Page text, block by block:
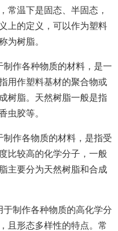
常温下是固态、半固态，
上的定义，可以作为塑料
为树脂。
作各种物质的材料，是一
用作塑料基材的聚合物或
树脂。天然树脂一般是指
虫胶等。
作各物质的材料，是指受
比较高的化学分子，一般
主要分为天然树脂和合成
制作各种物质的高化学分
且形态多样性的特点。常